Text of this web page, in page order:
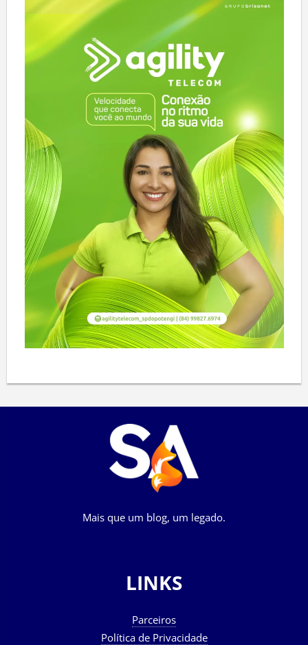
Mais que um blog, um legado.
LINKS
Parceiros
Política de Privacidade